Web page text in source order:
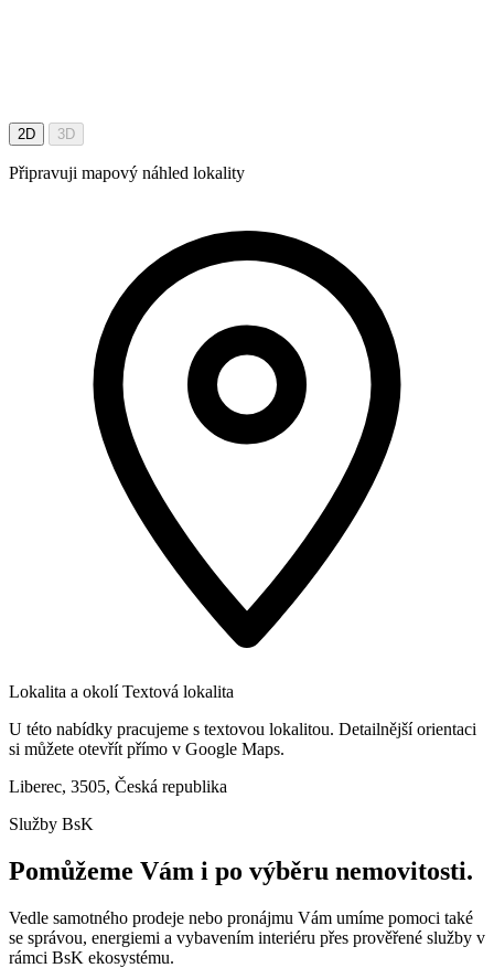
2D 3D
Připravuji mapový náhled lokality
Lokalita a okolí Textová lokalita
U této nabídky pracujeme s textovou lokalitou. Detailnější orientaci
si můžete otevřít přímo v Google Maps.
Liberec, 3505, Česká republika
Služby BsK
Pomůžeme Vám i po výběru nemovitosti.
Vedle samotného prodeje nebo pronájmu Vám umíme pomoci také
se správou, energiemi a vybavením interiéru přes prověřené služby v
rámci BsK ekosystému.